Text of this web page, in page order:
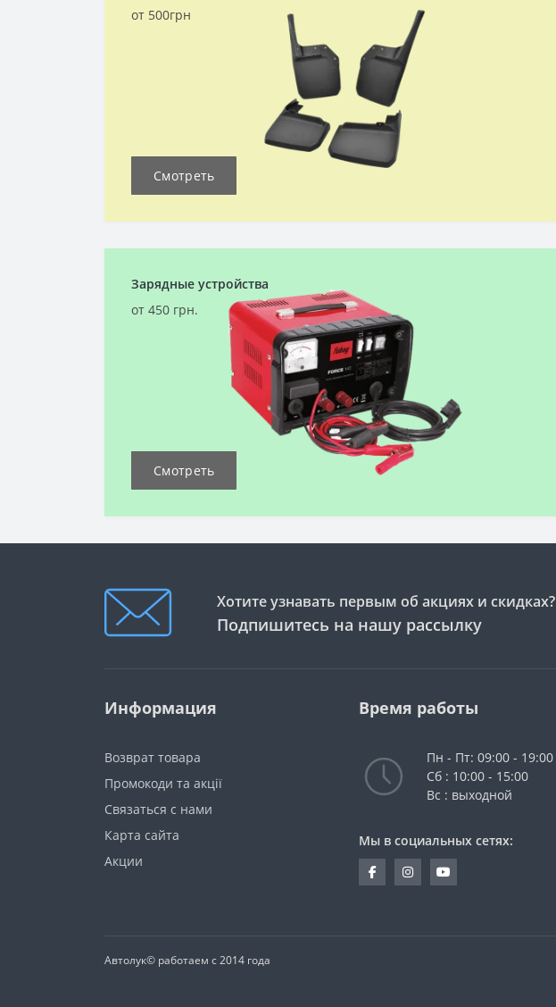
от 500грн
Смотреть
Зарядные устройства
от 450 грн.
Смотреть
Хотите узнавать первым об акциях и скидках?
Подпишитесь на нашу рассылку
Информация
Возврат товара
Промокоди та акції
Связаться с нами
Карта сайта
Акции
Время работы
Пн - Пт: 09:00 - 19:00
Сб : 10:00 - 15:00
Вс : выходной
Мы в социальных сетях:
Автолук© работаем с 2014 года